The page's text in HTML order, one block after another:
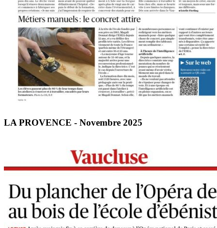
LA PROVENCE - Novembre 2025